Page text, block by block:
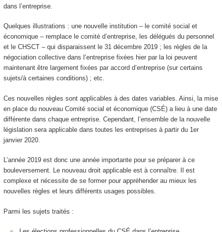
dans l’entreprise.
Quelques illustrations : une nouvelle institution – le comité social et
économique – remplace le comité d’entreprise, les délégués du personnel
et le CHSCT – qui disparaissent le 31 décembre 2019 ; les règles de la
négociation collective dans l’entreprise fixées hier par la loi peuvent
maintenant être largement fixées par accord d’entreprise (sur certains
sujets/à certaines conditions) ; etc.
Ces nouvelles règles sont applicables à des dates variables. Ainsi, la mise
en place du nouveau Comité social et économique (CSÉ) a lieu à une date
différente dans chaque entreprise. Cependant, l’ensemble de la nouvelle
législation sera applicable dans toutes les entreprises à partir du 1er
janvier 2020.
L’année 2019 est donc une année importante pour se préparer à ce
bouleversement. Le nouveau droit applicable est à connaître. Il est
complexe et nécessite de se former pour appréhender au mieux les
nouvelles règles et leurs différents usages possibles.
Parmi les sujets traités :